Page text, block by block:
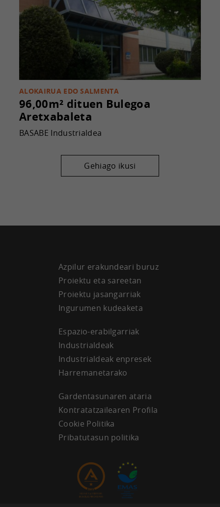
ALOKAIRUA EDO SALMENTA
96,00m² dituen Bulegoa
Aretxabaleta
BASABE Industrialdea
Gehiago ikusi
Azpilur erakundeari buruz
Proiektu eta sareetan
Proiektu jasangarriak
Ingurumen kudeaketa
Espazio-erabilgarriak
Industrialdeak
Industrialdeak enpresek
Harremanetarako
Gardentasunaren ataria
Kontratatzailearen Profila
Cookie Politika
Pribatutasun politika